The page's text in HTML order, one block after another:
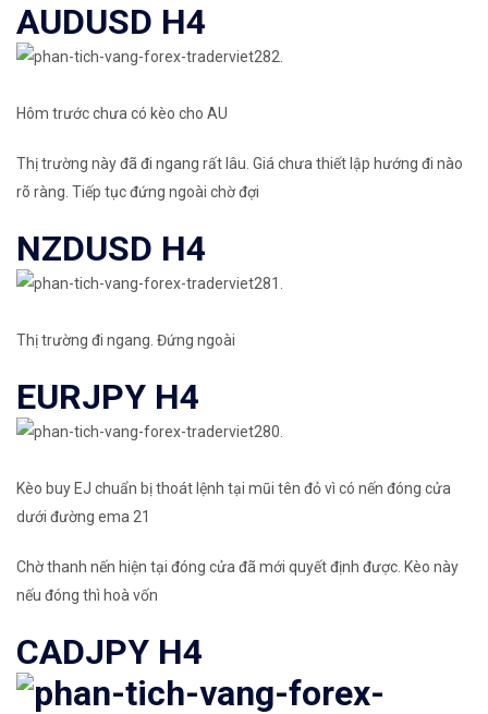
AUDUSD H4
Hôm trước chưa có kèo cho AU
Thị trường này đã đi ngang rất lâu. Giá chưa thiết lập hướng đi nào
rõ ràng. Tiếp tục đứng ngoài chờ đợi
NZDUSD H4
Thị trường đi ngang. Đứng ngoài
EURJPY H4
Kèo buy EJ chuẩn bị thoát lệnh tại mũi tên đỏ vì có nến đóng cửa
dưới đường ema 21
Chờ thanh nến hiện tại đóng cửa đã mới quyết định được. Kèo này
nếu đóng thì hoà vốn
CADJPY H4